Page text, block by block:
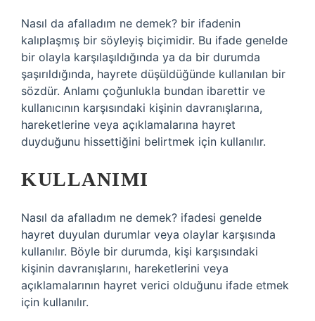
Nasıl da afalladım ne demek? bir ifadenin
kalıplaşmış bir söyleyiş biçimidir. Bu ifade genelde
bir olayla karşılaşıldığında ya da bir durumda
şaşırıldığında, hayrete düşüldüğünde kullanılan bir
sözdür. Anlamı çoğunlukla bundan ibarettir ve
kullanıcının karşısındaki kişinin davranışlarına,
hareketlerine veya açıklamalarına hayret
duyduğunu hissettiğini belirtmek için kullanılır.
KULLANIMI
Nasıl da afalladım ne demek? ifadesi genelde
hayret duyulan durumlar veya olaylar karşısında
kullanılır. Böyle bir durumda, kişi karşısındaki
kişinin davranışlarını, hareketlerini veya
açıklamalarının hayret verici olduğunu ifade etmek
için kullanılır.